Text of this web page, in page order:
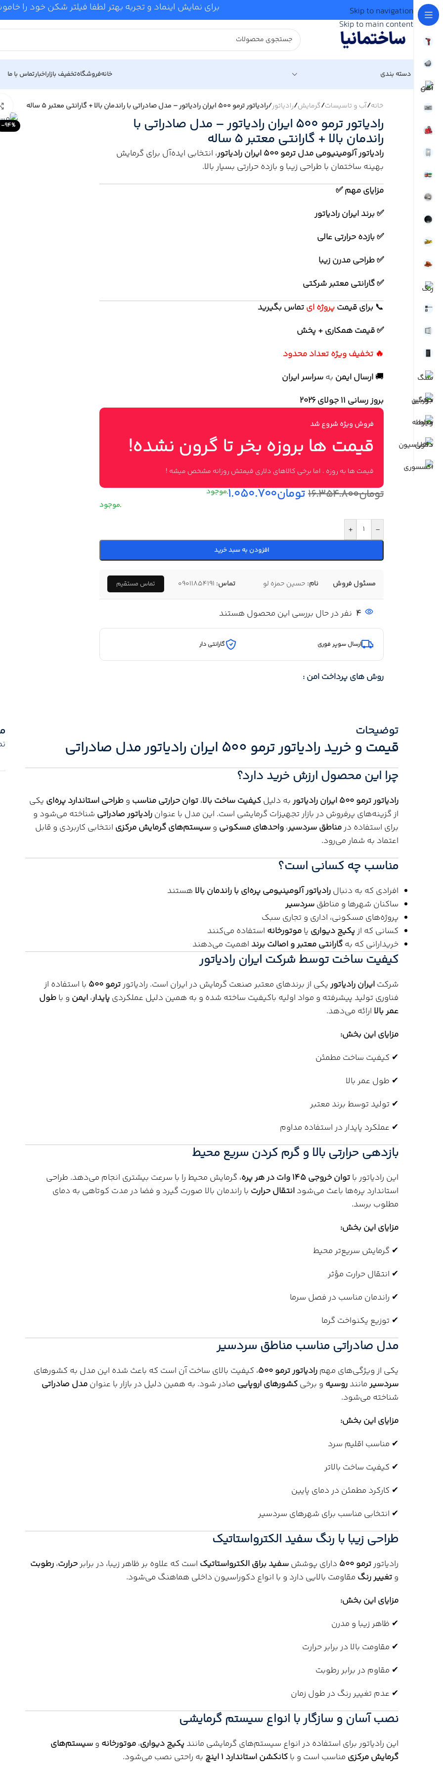
Skip to navigation
Skip to main content
برای نمایش اینماد و تجربه بهتر لطفا فیلتر شکن خود را
دسته بندی خانهفروشگاهتخفیف بازاراخبارتماس با ما
خانه/آب و تاسیسات/گرمایش/رادیاتور/رادیاتور ترمو 500 ایران رادیاتور – مدل صادراتی با راندمان بالا + گارانتی معتبر 5 ساله
-94% رادیاتور ترمو 500 ایران رادیاتور – مدل صادراتی با
راندمان بالا + گارانتی معتبر 5 ساله
رادیاتور آلومینیومی مدل ترمو 500 ایران رادیاتور
، انتخابی ایده‌آل برای گرمایش
بهینه ساختمان با طراحی زیبا و بازده حرارتی بسیار بالا.
مزایای مهم ✅
✅ برند ایران رادیاتور
✅ بازده حرارتی عالی
✅ طراحی مدرن زیبا
✅ گارانتی معتبر شرکتی
📞 برایقیمتپروژه ایتماس بگیرید
✅ قیمت همکاری + پخش
🔥 تخفیف ویژه تعداد محدود
🚚ارسال ایمن بهسراسر ایران
بروز رسانی 11 جولای ۲۰۲۶
فروش ویژه شروع شد
قیمت ها بروزه بخر تا گرون نشده!
قیمت ها به روزه ، اما برخی کالاهای دلاری قیمتش روزانه مشخص میشه !
تومان۱۶.۳۵۴.۸۰۰تومان۱.۰۵۰.۷۰۰
-
+
افزودن به سبد خرید
مسئول فروش نام: حسین حمزه لو تماس: 09011854191 تماس مستقیم
4 نفر در حال بررسی این محصول هستند
ارسال سوپر فوری گارانتی دار
روش های پرداخت امن :
توضیحات
قیمت و خرید رادیاتور ترمو 500 ایران رادیاتور مدل صادراتی
چرا این محصول ارزش خرید دارد؟
رادیاتور ترمو 500 ایران رادیاتور به دلیلکیفیت ساخت بالا،توان حرارتی مناسب وطراحی استاندارد پره‌ای یکی
از گزینه‌های پرفروش در بازار تجهیزات گرمایشی است. این مدل با عنوانرادیاتور صادراتی شناخته می‌شود و
برای استفاده درمناطق سردسیر،واحدهای مسکونی وسیستم‌های گرمایش مرکزی انتخابی کاربردی و قابل
اعتماد به شمار می‌رود.
مناسب چه کسانی است؟
افرادی که به دنبالرادیاتور آلومینیومی پره‌ای با راندمان بالا هستند
ساکنان شهرها و مناطقسردسیر
پروژه‌های مسکونی، اداری و تجاری سبک
کسانی که از پکیج دیواری یاموتورخانه استفاده می‌کنند
خریدارانی که بهگارانتی معتبر و اصالت برند اهمیت می‌دهند
کیفیت ساخت توسط شرکت ایران رادیاتور
شرکتایران رادیاتوریکی از برندهای معتبر صنعت گرمایش در ایران است. رادیاتورترمو 500
با استفاده از
فناوری تولید پیشرفته و مواد اولیه باکیفیت ساخته شده و به همین دلیل عملکردی پایدار،ایمن و باطول
عمر بالا ارائه می‌دهد.
مزایای این بخش:
✔ کیفیت ساخت مطمئن
✔ طول عمر بالا
✔ تولید توسط برند معتبر
✔ عملکرد پایدار در استفاده مداوم
بازدهی حرارتی بالا و گرم کردن سریع محیط
این رادیاتور باتوان خروجی 145 وات در هر پره
، گرمایش محیط را با سرعت بیشتری انجام می‌دهد. طراحی
استاندارد پره‌ها باعث می‌شودانتقال حرارت با راندمان بالا صورت گیرد و فضا در مدت کوتاهی به دمای
مطلوب برسد.
مزایای این بخش:
✔ گرمایش سریع‌تر محیط
✔ انتقال حرارت مؤثر
✔ راندمان مناسب در فصل سرما
✔ توزیع یکنواخت گرما
مدل صادراتی مناسب مناطق سردسیر
یکی از ویژگی‌های مهمرادیاتور ترمو 500
، کیفیت بالای ساخت آن است که باعث شده این مدل به کشورهای
سردسیرمانندروسیه و برخیکشورهای اروپایی صادر شود. به همین دلیل در بازار با عنوانمدل صادراتی
شناخته می‌شود.
مزایای این بخش:
✔ مناسب اقلیم سرد
✔ کیفیت ساخت بالاتر
✔ کارکرد مطمئن در دمای پایین
✔ انتخابی مناسب برای شهرهای سردسیر
طراحی زیبا با رنگ سفید الکترواستاتیک
رادیاتورترمو 500 دارای پوششسفید براق الکترواستاتیک است که علاوه بر ظاهر زیبا، در برابرحرارت،رطوبت
وتغییر رنگ مقاومت بالایی دارد و با انواع دکوراسیون داخلی هماهنگ می‌شود.
مزایای این بخش:
✔ ظاهر زیبا و مدرن
✔ مقاومت بالا در برابر حرارت
✔ مقاوم در برابر رطوبت
✔ عدم تغییر رنگ در طول زمان
نصب آسان و سازگار با انواع سیستم گرمایشی
این رادیاتور برای استفاده در انواع سیستم‌های گرمایشی مانند پکیج دیواری،موتورخانه وسیستم‌های
گرمایش مرکزی مناسب است و باکانکشن استاندارد 1 اینچ
به راحتی نصب می‌شود.